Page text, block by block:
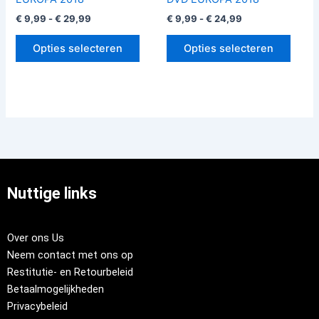
€ 9,99 - € 29,99
Opties selecteren
€ 9,99 -€ 24,99
Opties selecteren
Nuttige links
Over ons Us
Neem contact met ons op
Restitutie- en Retourbeleid
Betaalmogelijkheden
Privacybeleid